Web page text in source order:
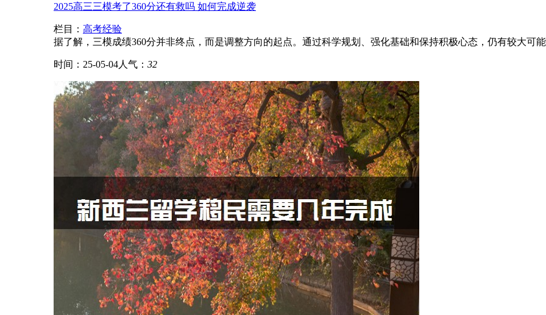
2025高三三模考了360分还有救吗 如何完成逆袭
栏目： 高考经验
据了解，三模成绩360分并非终点，而是调整方向的起点。通过科学规划、强化基础和保持积极心态，仍有较大可
时间：25-05-04人气： 32